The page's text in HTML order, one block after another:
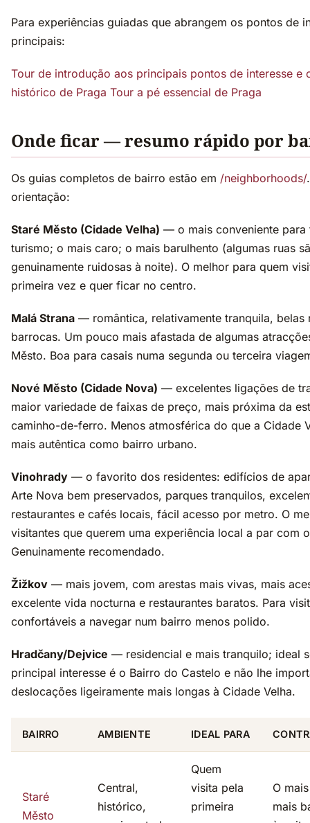
Para experiências guiadas que abrangem os pontos de
principais:
Tour de introdução aos principais pontos de interesse e
histórico de Praga Tour a pé essencial de Praga
Onde ficar — resumo rápido por
Os guias completos de bairro estão em /neighborhoods/
orientação:
Staré Město (Cidade Velha) — o mais conveniente para
turismo; o mais caro; o mais barulhento (algumas ruas
genuinamente ruidosas à noite). O melhor para quem
primeira vez e quer ficar no centro.
Malá Strana — romântica, relativamente tranquila, belas
barrocas. Um pouco mais afastada de algumas
Město. Boa para casais numa segunda ou terceira
Nové Město (Cidade Nova) — excelentes ligações de
maior variedade de faixas de preço, mais próxima da
caminho-de-ferro. Menos atmosférica do que a Cidade
mais autêntica como bairro urbano.
Vinohrady — o favorito dos residentes: edifícios de
Arte Nova bem preservados, parques tranquilos,
restaurantes e cafés locais, fácil acesso por metro. O
visitantes que querem uma experiência local a par com
Genuinamente recomendado.
Žižkov — mais jovem, com arestas mais vivas, mais
excelente vida nocturna e restaurantes baratos. Para
confortáveis a navegar num bairro menos polido.
Hradčany/Dejvice — residencial e mais tranquilo; ideal
principal interesse é o Bairro do Castelo e não lhe
deslocações ligeiramente mais longas à Cidade Velha.
BAIRRO AMBIENTE IDEAL PARA
Staré
Město
Central,
histórico,
Quem
visita pela
primeira
O
mais